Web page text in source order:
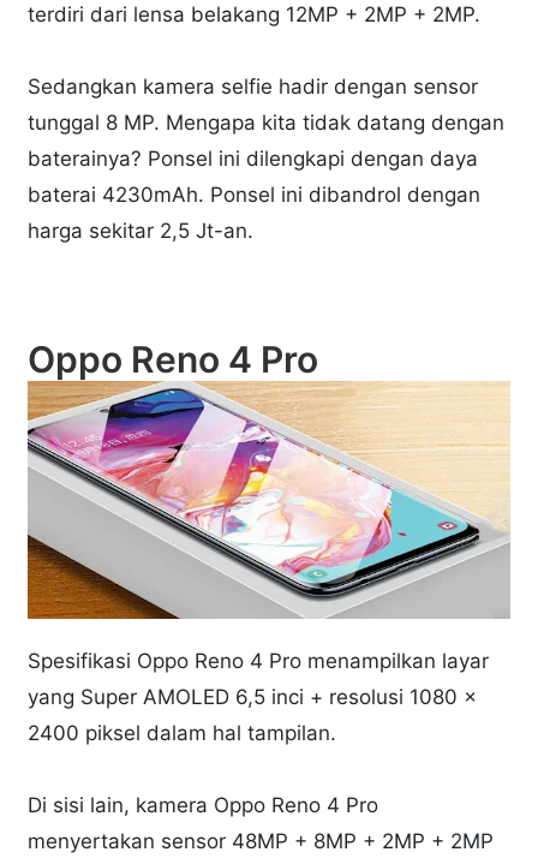
terdiri dari lensa belakang 12MP + 2MP + 2MP.
Sedangkan kamera selfie hadir dengan sensor
tunggal 8 MP. Mengapa kita tidak datang dengan
baterainya? Ponsel ini dilengkapi dengan daya
baterai 4230mAh. Ponsel ini dibandrol dengan
harga sekitar 2,5 Jt-an.
Oppo Reno 4 Pro
Spesifikasi Oppo Reno 4 Pro menampilkan layar
yang Super AMOLED 6,5 inci + resolusi 1080 x
2400 piksel dalam hal tampilan.
Di sisi lain, kamera Oppo Reno 4 Pro
menyertakan sensor 48MP + 8MP + 2MP + 2MP